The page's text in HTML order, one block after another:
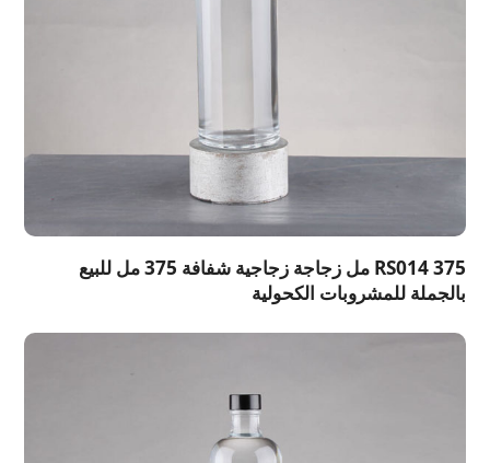
RS014 375 مل زجاجة زجاجية شفافة 375 مل للبيع
بالجملة للمشروبات الكحولية